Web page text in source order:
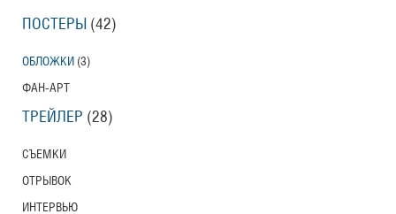
ПОСТЕРЫ (42)
ОБЛОЖКИ (3)
ФАН-АРТ
ТРЕЙЛЕР (28)
СЪЕМКИ
ОТРЫВОК
ИНТЕРВЬЮ